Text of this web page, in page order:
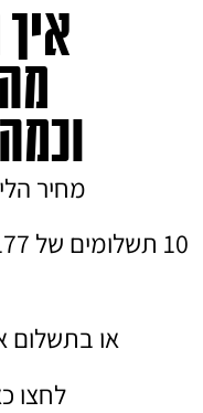
מחיר
או בתשלום
לחצו